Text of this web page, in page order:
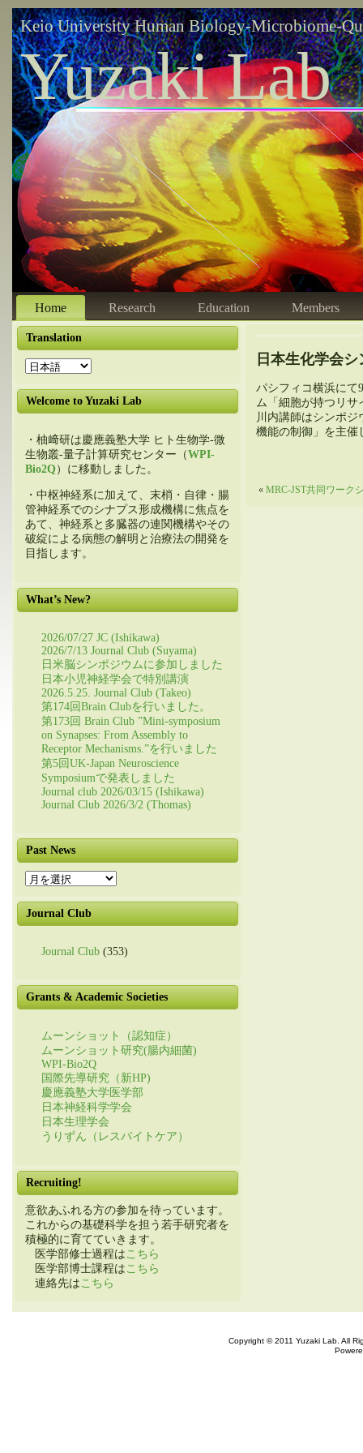
Keio University Human Biology-Microbiome-
Yuzaki Lab
Home Research Education Members
Translation
Welcome to Yuzaki Lab
・柚﨑研は慶應義塾大学 ヒト生物学-微
生物叢-量子計算研究センター（WPI-
Bio2Q）に移動しました。
・中枢神経系に加えて、末梢・自律・腸
管神経系でのシナプス形成機構に焦点を
あて、神経系と多臓器の連関機構やその
破綻による病態の解明と治療法の開発を
目指します。
What’s New?
2026/07/27 JC (Ishikawa)
2026/7/13 Journal Club (Suyama)
日米脳シンポジウムに参加しました
日本小児神経学会で特別講演
2026.5.25. Journal Club (Takeo)
第174回Brain Clubを行いました。
第173回 Brain Club ”Mini-symposium
on Synapses: From Assembly to
Receptor Mechanisms.”を行いました
第5回UK-Japan Neuroscience
Symposiumで発表しました
Journal club 2026/03/15 (Ishikawa)
Journal Club 2026/3/2 (Thomas)
Past News
Past
News
Journal Club
Journal Club (353)
Grants & Academic Societies
ムーンショット（認知症）
ムーンショット研究(腸内細菌)
WPI-Bio2Q
国際先導研究（新HP)
慶應義塾大学医学部
日本神経科学学会
日本生理学会
うりずん（レスパイトケア）
Recruiting!
意欲あふれる方の参加を待っています。
これからの基礎科学を担う若手研究者を
積極的に育てていきます。
医学部修士過程は こちら
医学部博士課程は こちら
連絡先は こちら
日本生化学会
パシフィコ横浜にて
ム「細胞が持つリ
川内講師はシンポ
機能の制御」を主催
« MRC-JST共同ワーク
Copyright © 2011 Yuzaki Lab. All